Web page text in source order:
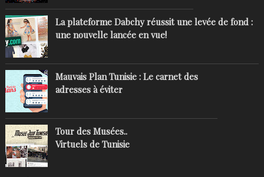
La plateforme Dabchy réussit une levée de fond :
une nouvelle lancée en vue!
Mauvais Plan Tunisie : Le carnet des
adresses à éviter
Tour des Musées..
Virtuels de Tunisie